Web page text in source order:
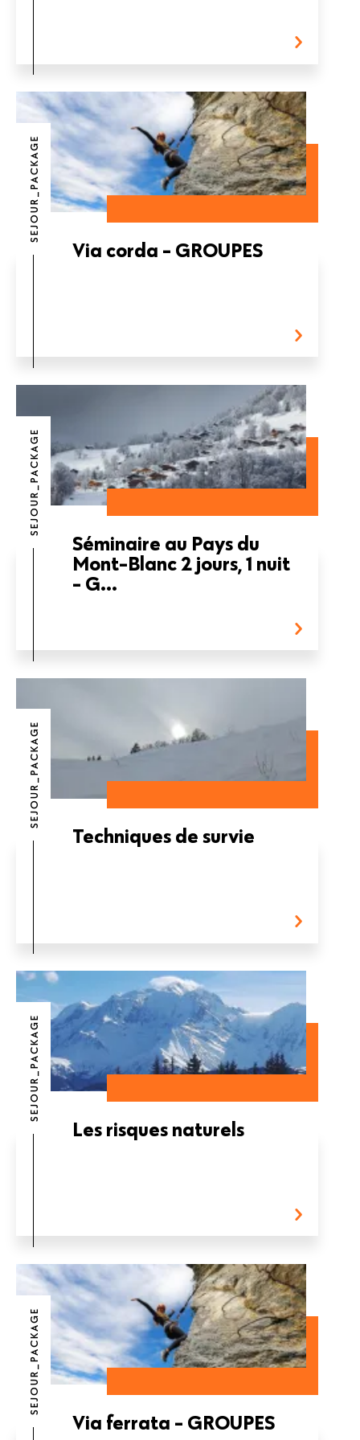
SEJOUR_PACKAGE
Via corda - GROUPES
SEJOUR_PACKAGE
Séminaire au Pays du
Mont-Blanc 2 jours, 1 nuit
- G...
SEJOUR_PACKAGE
Techniques de survie
SEJOUR_PACKAGE
Les risques naturels
SEJOUR_PACKAGE
Via ferrata - GROUPES